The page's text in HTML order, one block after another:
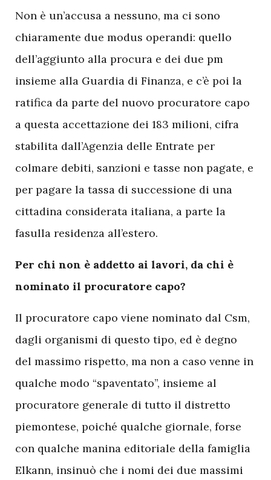
Non è un’accusa a nessuno, ma ci sono
chiaramente due modus operandi: quello
dell’aggiunto alla procura e dei due pm
insieme alla Guardia di Finanza, e c’è poi la
ratifica da parte del nuovo procuratore capo
a questa accettazione dei 183 milioni, cifra
stabilita dall’Agenzia delle Entrate per
colmare debiti, sanzioni e tasse non pagate, e
per pagare la tassa di successione di una
cittadina considerata italiana, a parte la
fasulla residenza all’estero.
Per chi non è addetto ai lavori, da chi è
nominato il procuratore capo?
Il procuratore capo viene nominato dal Csm,
dagli organismi di questo tipo, ed è degno
del massimo rispetto, ma non a caso venne in
qualche modo “spaventato”, insieme al
procuratore generale di tutto il distretto
piemontese, poiché qualche giornale, forse
con qualche manina editoriale della famiglia
Elkann, insinuò che i nomi dei due massimi